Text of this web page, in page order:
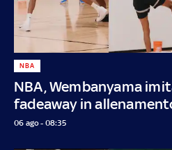
NBA, Wembanyama
fadeaway in
NBA
06 ago - 08:35